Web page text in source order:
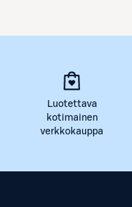
Luotettava
kotimainen
verkkokauppa